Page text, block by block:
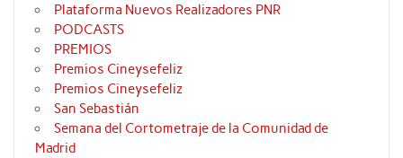
Plataforma Nuevos Realizadores PNR
PODCASTS
PREMIOS
Premios Cineysefeliz
Premios Cineysefeliz
San Sebastián
Semana del Cortometraje de la Comunidad de
Madrid